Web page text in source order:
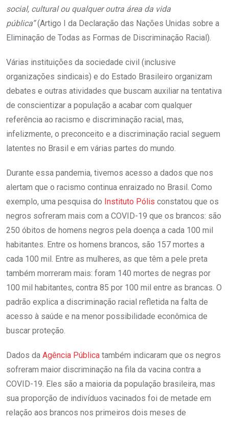
social, cultural ou qualquer outra área da vida
pública”(Artigo I da Declaração das Nações Unidas sobre a
Eliminação de Todas as Formas de Discriminação Racial).
Várias instituições da sociedade civil (inclusive
organizações sindicais) e do Estado Brasileiro organizam
debates e outras atividades que buscam auxiliar na tentativa
de conscientizar a população a acabar com qualquer
referência ao racismo e discriminação racial, mas,
infelizmente, o preconceito e a discriminação racial seguem
latentes no Brasil e em várias partes do mundo.
Durante essa pandemia, tivemos acesso a dados que nos
alertam que o racismo continua enraizado no Brasil. Como
exemplo, uma pesquisa do Instituto Pólis constatou que os
negros sofreram mais com a COVID-19 que os brancos: são
250 óbitos de homens negros pela doença a cada 100 mil
habitantes. Entre os homens brancos, são 157 mortes a
cada 100 mil. Entre as mulheres, as que têm a pele preta
também morreram mais: foram 140 mortes de negras por
100 mil habitantes, contra 85 por 100 mil entre as brancas. O
padrão explica a discriminação racial refletida na falta de
acesso à saúde e na menor possibilidade econômica de
buscar proteção.
Dados da Agência Pública também indicaram que os negros
sofreram maior discriminação na fila da vacina contra a
COVID-19. Eles são a maioria da população brasileira, mas
sua proporção de indivíduos vacinados foi de metade em
relação aos brancos nos primeiros dois meses de